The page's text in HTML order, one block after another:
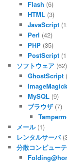
Flash (6)
HTML(3)
JavaScript
Perl (42)
PHP(35)
PostScript
ソフトウェア (62)
GhostScript
ImageMagick
MySQL(9)
ブラウザ(7)
メール(1)
レンタルサーバ
分散コンピュー